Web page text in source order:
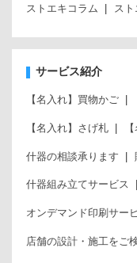
ストエキコラム ス
サービス紹介
【名入れ】買物かご
【名入れ】さげ札
什器の相談承ります
什器組み立てサービス
オンデマンド印刷サー
店舗の設計・施工をご